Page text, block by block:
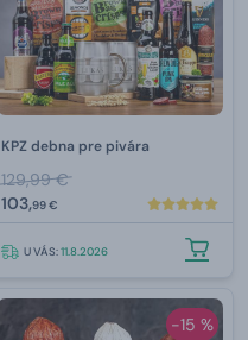
KPZ debna pre pivára
129,99 €
103,99 €
U VÁS:11.8.2026
-15 %